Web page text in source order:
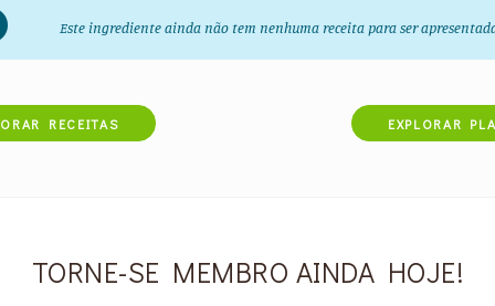
Este ingrediente ainda não tem nenhuma receita para ser
RECEITAS EXPLORAR
TORNE-SE MEMBRO AINDA HOJE!